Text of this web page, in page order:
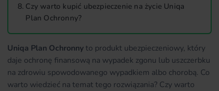
Czy warto kupić ubezpieczenie na życie Uniqa
Plan Ochronny?
Uniqa Plan Ochronnyto produkt ubezpieczeniowy, który
daje ochronę finansową na wypadek zgonu lub uszczerbku
na zdrowiu spowodowanego wypadkiem albo chorobą. Co
warto wiedzieć na temat tego rozwiązania? Czy warto